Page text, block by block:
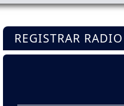
REGISTRAR RADIO